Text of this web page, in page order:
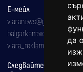
да
Е-мейл
viaranews@gmail.com
balgarkanews@gmail.com
viara_reklama@mail.bg
Следвайте ни: